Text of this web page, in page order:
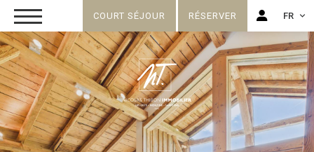
COURT SÉJOUR RÉSERVER FR
FR
EN